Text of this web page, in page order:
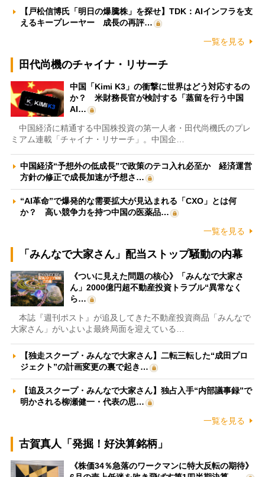
【戸松信博氏「明日の爆騰株」を探せ】TDK：AIインフラを支
えるキープレーヤー 成長の再評…
一覧を見る
田代尚機のチャイナ・リサーチ
中国「Kimi K3」の衝撃に世界はどう対応するの
か？ 米財務長官が検討する「蒸留を行う中国
AI…
中国経済に精通する中国株投資の第一人者・田代尚機氏のプレ
ミアム連載「チャイナ・リサーチ」。中国企…
中国経済“予想外の低成長”で政策のテコ入れ必至か 経済運営
方針の修正で成長加速が予想さ…
“AI革命”で爆発的な需要拡大が見込まれる「CXO」とは何
か？ 高い競争力を持つ中国の医薬品…
一覧を見る
「みんなで大家さん」配当ストップ騒動の内幕
《ついに見えた問題の核心》「みんなで大家さ
ん」2000億円超不動産投資トラブル“異常なく
ら…
本誌『週刊ポスト』が追及してきた不動産投資商品「みんなで
大家さん」がいよいよ最終局面を迎えている…
【独走スクープ・みんなで大家さん】二転三転した“成田プロ
ジェクト”の計画変更の裏で起き…
【追及スクープ・みんなで大家さん】独占入手“内部議事録”で
明かされる柳瀬健一・代表の思…
一覧を見る
古賀真人「発掘！好決算銘柄」
《株価34％急落のワークマンに特大反転の期待》